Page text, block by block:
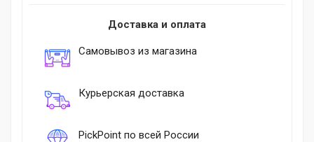
Доставка и оплата
Самовывоз из магазина
Курьерская доставка
PickPoint по всей России